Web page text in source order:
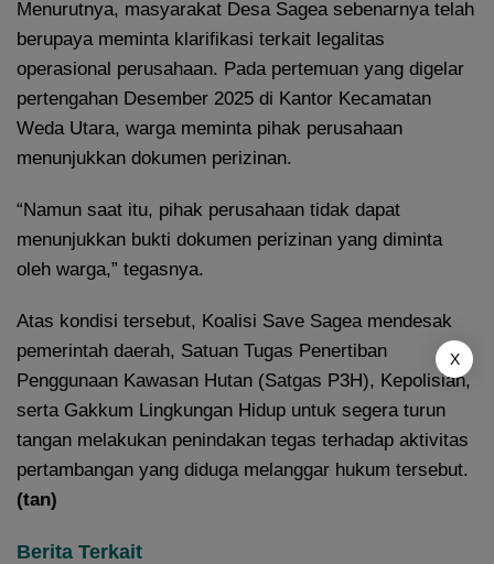
Menurutnya, masyarakat Desa Sagea sebenarnya telah
berupaya meminta klarifikasi terkait legalitas
operasional perusahaan. Pada pertemuan yang digelar
pertengahan Desember 2025 di Kantor Kecamatan
Weda Utara, warga meminta pihak perusahaan
menunjukkan dokumen perizinan.
“Namun saat itu, pihak perusahaan tidak dapat
menunjukkan bukti dokumen perizinan yang diminta
oleh warga,” tegasnya.
Atas kondisi tersebut, Koalisi Save Sagea mendesak
pemerintah daerah, Satuan Tugas Penertiban
Penggunaan Kawasan Hutan (Satgas P3H), Kepolisian,
serta Gakkum Lingkungan Hidup untuk segera turun
tangan melakukan penindakan tegas terhadap aktivitas
pertambangan yang diduga melanggar hukum tersebut.
(tan)
Berita Terkait
X